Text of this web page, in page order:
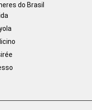
do Brasil